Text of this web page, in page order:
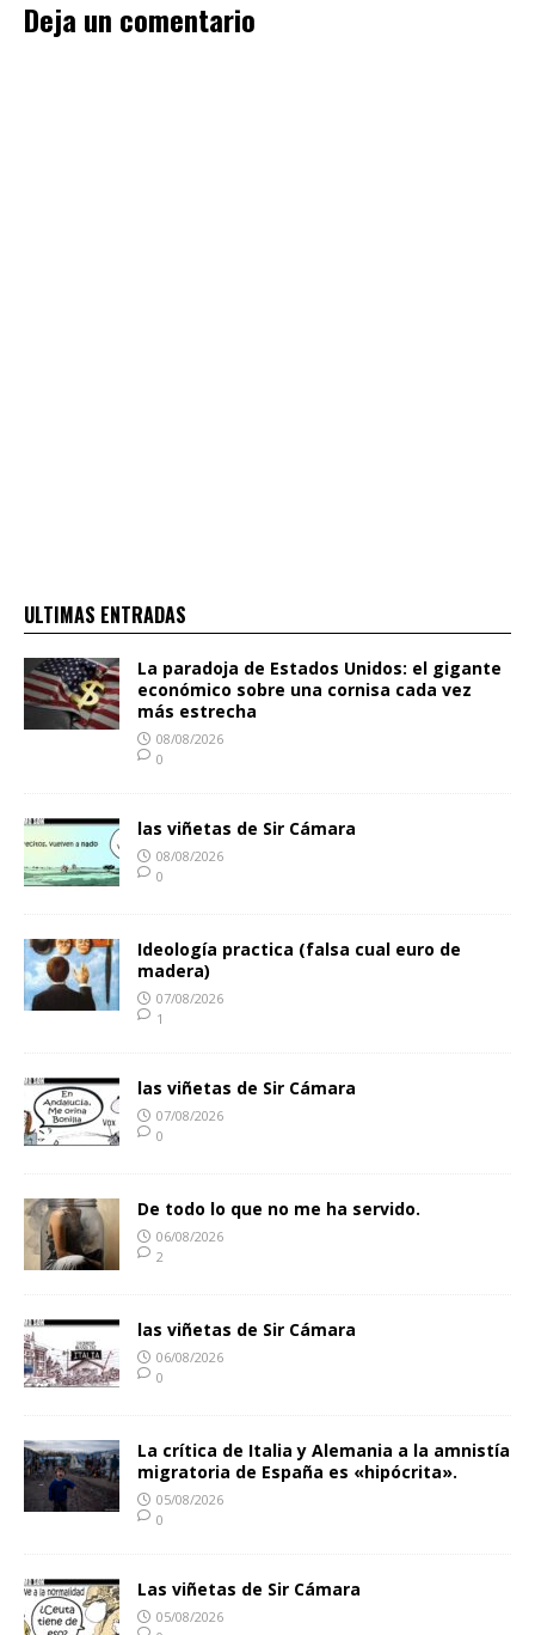
Deja un comentario
ULTIMAS ENTRADAS
La paradoja de Estados Unidos: el gigante
económico sobre una cornisa cada vez
más estrecha
08/08/2026
0
las viñetas de Sir Cámara
08/08/2026
0
Ideología practica (falsa cual euro de
madera)
07/08/2026
1
las viñetas de Sir Cámara
07/08/2026
0
De todo lo que no me ha servido.
06/08/2026
2
las viñetas de Sir Cámara
06/08/2026
0
La crítica de Italia y Alemania a la amnistía
migratoria de España es «hipócrita».
05/08/2026
0
Las viñetas de Sir Cámara
05/08/2026